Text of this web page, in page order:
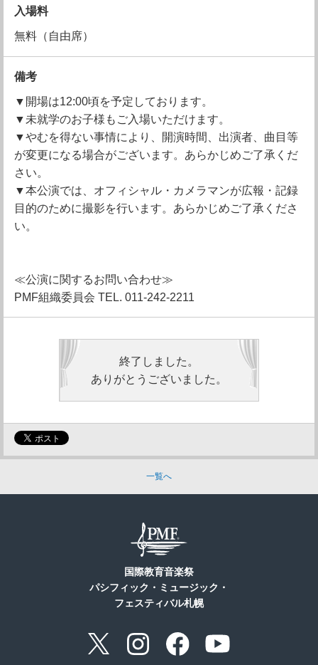
入場料
無料（自由席）
備考
▼開場は12:00頃を予定しております。
▼未就学のお子様もご入場いただけます。
▼やむを得ない事情により、開演時間、出演者、曲目等
が変更になる場合がございます。あらかじめご了承くだ
さい。
▼本公演では、オフィシャル・カメラマンが広報・記録
目的のために撮影を行います。あらかじめご了承くださ
い。
≪公演に関するお問い合わせ≫
PMF組織委員会 TEL. 011-242-2211
終了しました。
ありがとうございました。
一覧へ
国際教育音楽祭
パシフィック・ミュージック・
フェスティバル札幌